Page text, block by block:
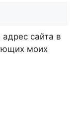
сайта в
моих